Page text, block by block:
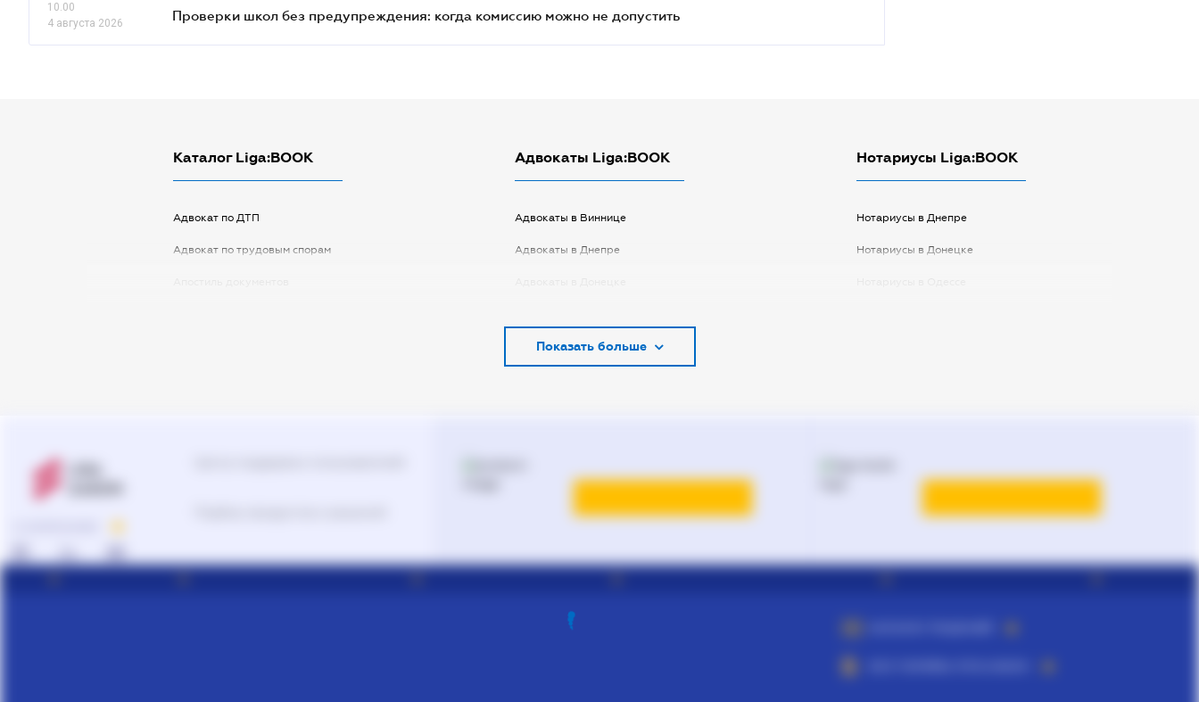
10.00
4 августа 2026
Проверки школ без предупреждения: когда комиссию можно не допустить
Каталог Liga:BOOK
Адвокат по ДТП
Адвокат по трудовым спорам
Доверенность на
Адвокаты Liga:BOOK
Адвокаты в Виннице
Адвокаты в Днепре
Адвокаты в Киеве
Адвокаты в Полтаве
Адвокаты в Харькове
Нотариусы Liga:BOOK
Нотариусы в Днепре
Нотариусы в Донецке
Показать больше